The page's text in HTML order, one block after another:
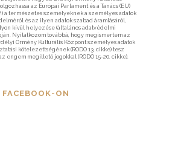
az Európai Parlament és a Tanács (EU)
a természetes személyeknek a személyes adatok
és az ilyen adatok szabad áramlásáról,
kívül helyezése (általános adatvédelmi
Nyilatkozom továbbá, hogy megismertem az
Örmény Kulturális Központ személyes adatok
kötelezettségének (RODO 13. cikke) tesz
engem megillető jogokkal (RODO 15-20. cikke).
FACEBOOK-ON